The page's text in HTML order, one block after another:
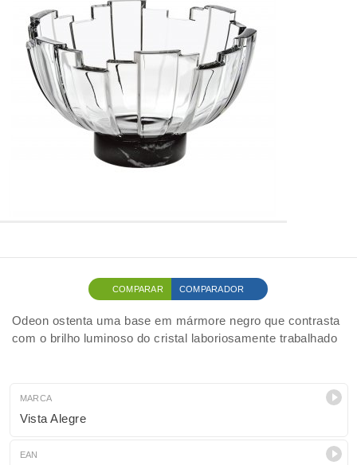
COMPARAR COMPARADOR
Odeon ostenta uma base em mármore negro que contrasta
com o brilho luminoso do cristal laboriosamente trabalhado
MARCA
Vista Alegre
EAN